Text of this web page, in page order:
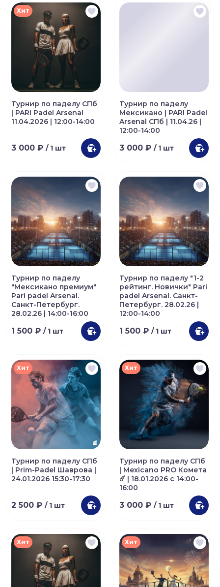
Хит
Турнир по паделу СПб
| PARI Padel Arsenal
11.04.2026 | 12:00-14:00
3 000 ₽ / 1 шт
Турнир по паделу
Мексикано | PARI Padel
Arsenal СПб | 11.04.26 |
12:00-14:00
3 000 ₽ / 1 шт
Турнир по паделу
"Мексикано премиум"
Pari padel Arsenal.
Санкт-Петербург.
28.02.26 | 14:00-16:00
1 500 ₽ / 1 шт
Турнир по паделу "1-2
рейтинг. Новички" Pari
padel Arsenal. Санкт-
Петербург. 28.02.26 |
12:00-14:00
1 500 ₽ / 1 шт
Хит
Турнир по паделу СПб
| Prim-Padel Шаврова |
24.01.2026 15:30-17:30
2 500 ₽ / 1 шт
Хит
Турнир по паделу СПб
| Mexicano PRO Комета
☄️ | 18.01.2026 с 14:00-
16:00
3 000 ₽ / 1 шт
Хит Хит